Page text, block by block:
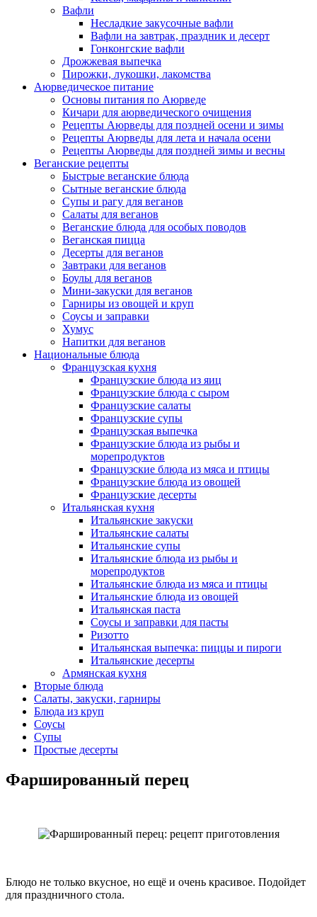
Вафли
Несладкие закусочные вафли
Вафли на завтрак, праздник и десерт
Гонконгские вафли
Дрожжевая выпечка
Пирожки, лукошки, лакомства
Аюрведическое питание
Основы питания по Аюрведе
Кичари для аюрведического очищения
Рецепты Аюрведы для поздней осени и зимы
Рецепты Аюрведы для лета и начала осени
Рецепты Аюрведы для поздней зимы и весны
Веганские рецепты
Быстрые веганские блюда
Сытные веганские блюда
Супы и рагу для веганов
Салаты для веганов
Веганские блюда для особых поводов
Веганская пицца
Десерты для веганов
Завтраки для веганов
Боулы для веганов
Мини-закуски для веганов
Гарниры из овощей и круп
Соусы и заправки
Хумус
Напитки для веганов
Национальные блюда
Французская кухня
Французские блюда из яиц
Французские блюда с сыром
Французские салаты
Французские супы
Французская выпечка
Французские блюда из рыбы и
морепродуктов
Французские блюда из мяса и птицы
Французские блюда из овощей
Французские десерты
Итальянская кухня
Итальянские закуски
Итальянские салаты
Итальянские супы
Итальянские блюда из рыбы и
морепродуктов
Итальянские блюда из мяса и птицы
Итальянские блюда из овощей
Итальянская паста
Соусы и заправки для пасты
Ризотто
Итальянская выпечка: пиццы и пироги
Итальянские десерты
Армянская кухня
Вторые блюда
Салаты, закуски, гарниры
Блюда из круп
Соусы
Супы
Простые десерты
Фаршированный перец
Блюдо не только вкусное, но ещё и очень красивое. Подойдет
для праздничного стола.